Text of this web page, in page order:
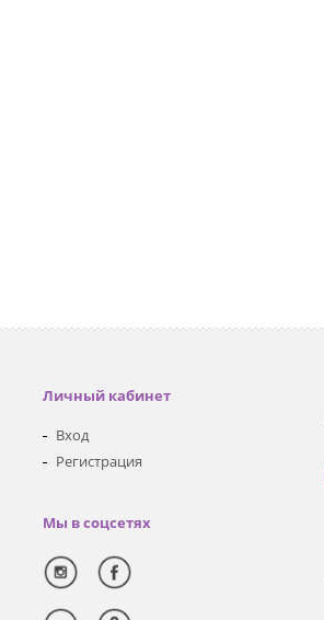
Личный кабинет
Вход
Регистрация
Мы в соцсетях